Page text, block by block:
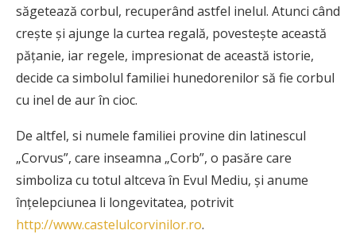
săgetează corbul, recuperând astfel inelul. Atunci când
crește și ajunge la curtea regală, povestește această
pățanie, iar regele, impresionat de această istorie,
decide ca simbolul familiei hunedorenilor să fie corbul
cu inel de aur în cioc.
De altfel, si numele familiei provine din latinescul
„Corvus”, care inseamna „Corb”, o pasăre care
simboliza cu totul altceva în Evul Mediu, și anume
înțelepciunea li longevitatea, potrivit
http://www.castelulcorvinilor.ro.